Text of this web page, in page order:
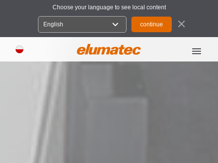
Choose your language to see local content
English expand_more close
menu